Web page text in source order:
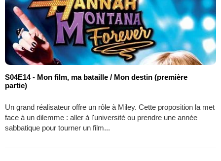
S04E14 - Mon film, ma bataille / Mon destin (première
partie)
Un grand réalisateur offre un rôle à Miley. Cette proposition la met
face à un dilemme : aller à l'université ou prendre une année
sabbatique pour tourner un film...